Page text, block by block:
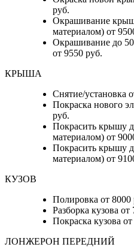
руб.
Окрашивание
материалом) от
Окрашивание до
от 9550 руб.
КРЫША
Снятие/установка
Покраска нового
руб.
Покрасить крышу
материалом) от
Покрасить крышу
материалом) от
КУЗОВ
Полировка от 8000
Разборка кузова от
Покраска кузова
ЛОНЖЕРОН ПЕРЕДНИЙ